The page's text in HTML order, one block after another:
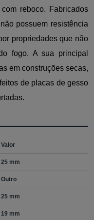
reboco. Fabricados
possuem resistência
propriedades que não
fogo. A sua principal
em construções secas,
de placas de gesso
Valor
25 mm
Outro
25 mm
19 mm